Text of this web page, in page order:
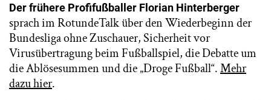
Der frühere Profifußballer Florian Hinterberger
sprach im RotundeTalk über den Wiederbeginn der
Bundesliga ohne Zuschauer, Sicherheit vor
Virusübertragung beim Fußballspiel, die Debatte um
die Ablösesummen und die „Droge Fußball“.Mehr
dazu hier.